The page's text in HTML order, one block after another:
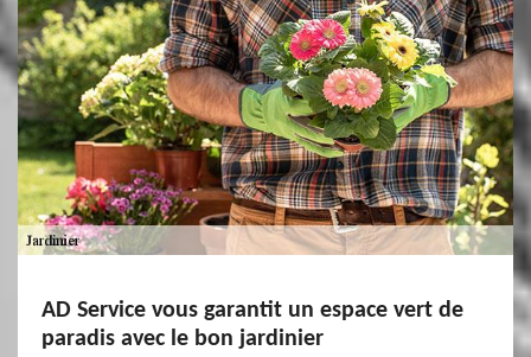
AD Service vous garantit un espace vert de
paradis avec le bon jardinier